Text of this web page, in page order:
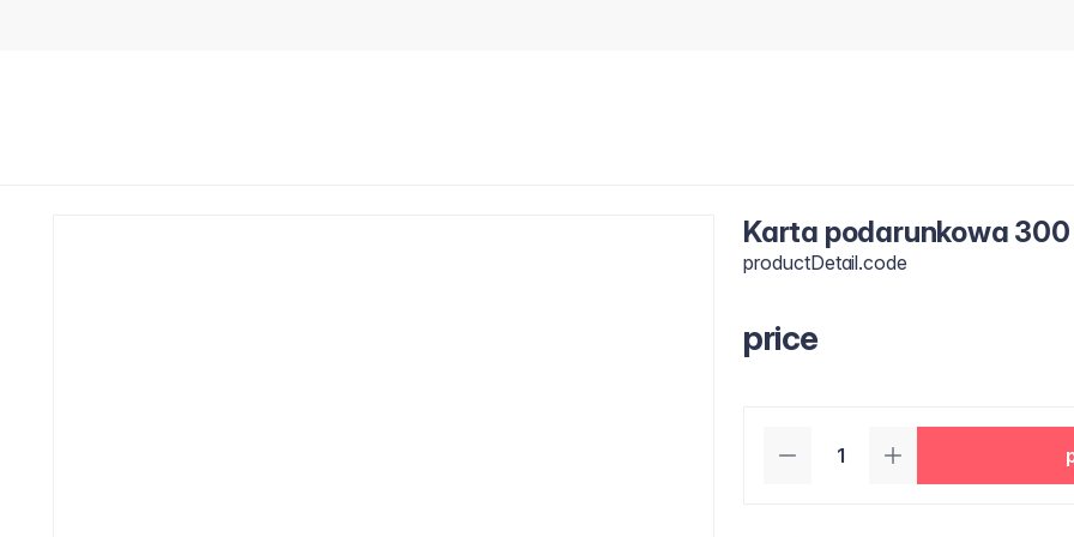
Karta podarunkowa 300
productDetail.code
price